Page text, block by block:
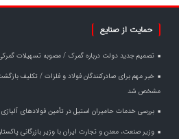
حمایت از صنایع
تصمیم جدید دولت درباره گمرک / مصوبه تسهیلات
مشخص شد
بررسی خدمات حامیران استیل در تأمین فولادهای
وزیر صنعت، معدن و تجارت ایران با وزیر بازرگانی